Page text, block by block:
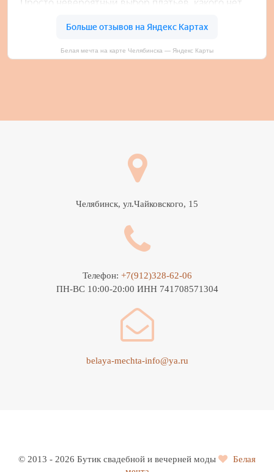
Белая мечта на карте Челябинска — Яндекс Карты
Челябинск, ул.Чайковского, 15
Телефон: +7(912)328-62-06
ПН-ВС 10:00-20:00 ИНН 741708571304
belaya-mechta-info@ya.ru
© 2013 - 2026 Бутик свадебной и вечерней моды
Белая